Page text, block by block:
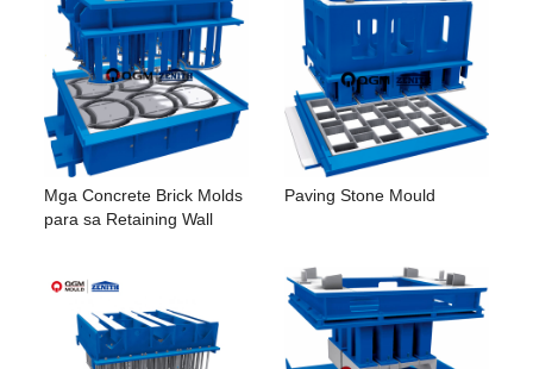
Mga Concrete Brick Molds
para sa Retaining Wall
Paving Stone Mould